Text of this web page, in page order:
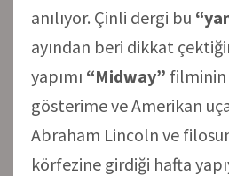
anılıyor. Çinli dergi bu
ayından beri dikkat
yapımı “Midway” filminin
gösterime ve Amerikan
Abraham Lincoln ve
körfezine girdiği hafta